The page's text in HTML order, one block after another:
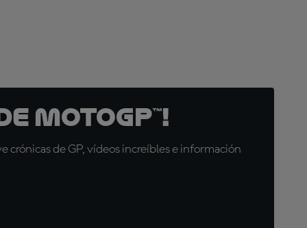
MotoGP™!
crónicas de GP, vídeos increíbles e información